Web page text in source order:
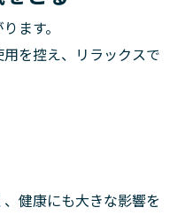
ます。
を控え、リラックスで
健康にも大きな影響を